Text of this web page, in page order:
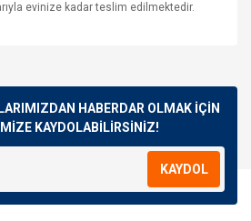
evinize kadar teslim edilmektedir.
Yorum Yaz
teşekkür ederiz.
bozuk veya görüntülenemiyor.
eksik bilgiler bulunuyor.
bulunuyor.
HABERDAR OLMAK İÇİN
KAYDOLABİLİRSİNİZ!
KAYDOL